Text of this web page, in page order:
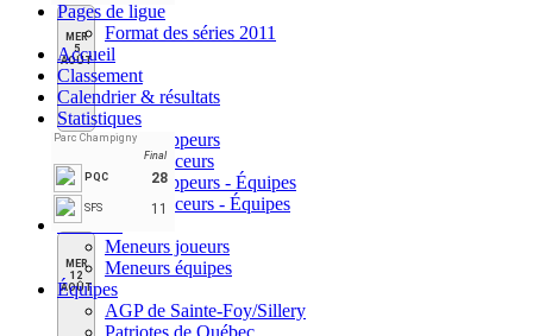
MER
5
AOÛT
Parc Champigny
Final
PQC
28
SFS 11
MER
12
AOÛT
Pages de ligue
Format des séries 2011
Accueil
Classement
Calendrier & résultats
Statistiques
Stats Frappeurs
Stats Lanceurs
Stats Frappeurs - Équipes
Stats Lanceurs - Équipes
Meneurs
Meneurs joueurs
Meneurs équipes
Équipes
AGP de Sainte-Foy/Sillery
Patriotes de Québec